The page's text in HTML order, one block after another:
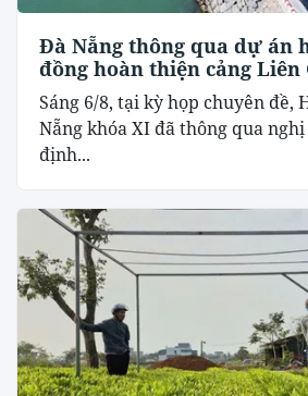
Đà Nẵng thông qua dự án
đồng hoàn thiện cảng Liên
Sáng 6/8, tại kỳ họp chuyên đề,
Nẵng khóa XI đã thông qua
định...